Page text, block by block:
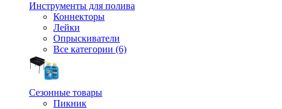
Инструменты для полива
Коннекторы
Лейки
Опрыскиватели
Все категории (6)
Сезонные товары
Пикник